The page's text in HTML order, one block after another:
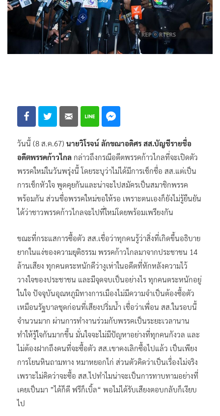
วันนี้ (8 ส.ค.67) นายวิโรจน์ ลักขณาอดิศร สส.บัญชีรายชื่อ
อดีตพรรคก้าวไกล กล่าวถึงกรณีอดีตพรรคก้าวไกลที่จะเปิดตัว
พรรคใหม่ในวันพรุ่งนี้ โดยระบุว่าไม่ได้มีการเช็กชื่อ สส.แต่เป็น
การเช็กหัวใจ พูดคุยกันและน่าจะไปสมัครเป็นสมาชิกพรรค
พร้อมกัน ส่วนชื่อพรรคใหม่ขอให้รอ เพราะตนเองก็ยังไม่รู้ยืนยัน
ได้ว่าชาวพรรคก้าวไกลจะไปที่ใหม่โดยพร้อมเพรียงกัน
ขณะที่กระแสการซื้อตัว สส.เชื่อว่าทุกคนรู้ว่าสิ่งที่เกิดขึ้นอธิบาย
ยากในแง่ของความยุติธรรม พรรคก้าวไกลมาจากประชาชน 14
ล้านเสียง ทุกคนตระหนักดีว่างูเห่าในอดีตที่หักหลังความไว้
วางใจของประชาชน และมีจุดจบเป็นอย่างไร ทุกคนตระหนักอยู่
ในใจ ปัจจุบันอุณหภูมิทางการเมืองไม่มีความจำเป็นต้องซื้อตัว
เหมือนรัฐบาลชุดก่อนที่เสียงปริ่มน้ำ เชื่อว่าเพื่อน สส.ในรอบนี้
จำนวนมาก ผ่านการทำงานร่วมกับพรรคเป็นระยะเวลานาน
ทำให้รู้ใจกันมากขึ้น มั่นใจจะไม่มีปัญหาอย่างที่ทุกคนกังวล และ
ไม่ต้องฝากถึงคนที่จะซื้อตัว สส.เขาคงเลิกซื้อไปแล้ว เป็นเพียง
การโยนหินถามทาง หมาหยอกไก่ ส่วนตัวคิดว่าเป็นเรื่องไม่จริง
เพราะไม่คิดว่าจะซื้อ สส.ไปทำไมน่าจะเป็นการทาบทามอย่างที่
เคยเป็นมา ”ได้ก็ดี ฟรีก็เบิ้ล“ พอไม่ได้รับเสียงตอบกลับก็เงียบ
ไป